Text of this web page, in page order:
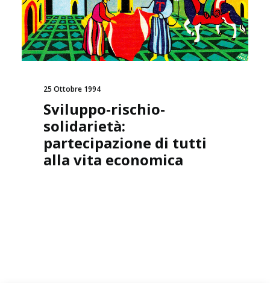
25 Ottobre 1994
Sviluppo-rischio-
solidarietà:
partecipazione di tutti
alla vita economica